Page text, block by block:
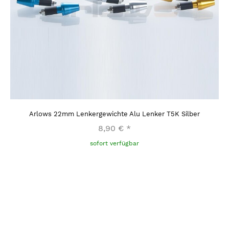
Arlows 22mm Lenkergewichte Alu Lenker T5K Silber
8,90 € *
sofort verfügbar